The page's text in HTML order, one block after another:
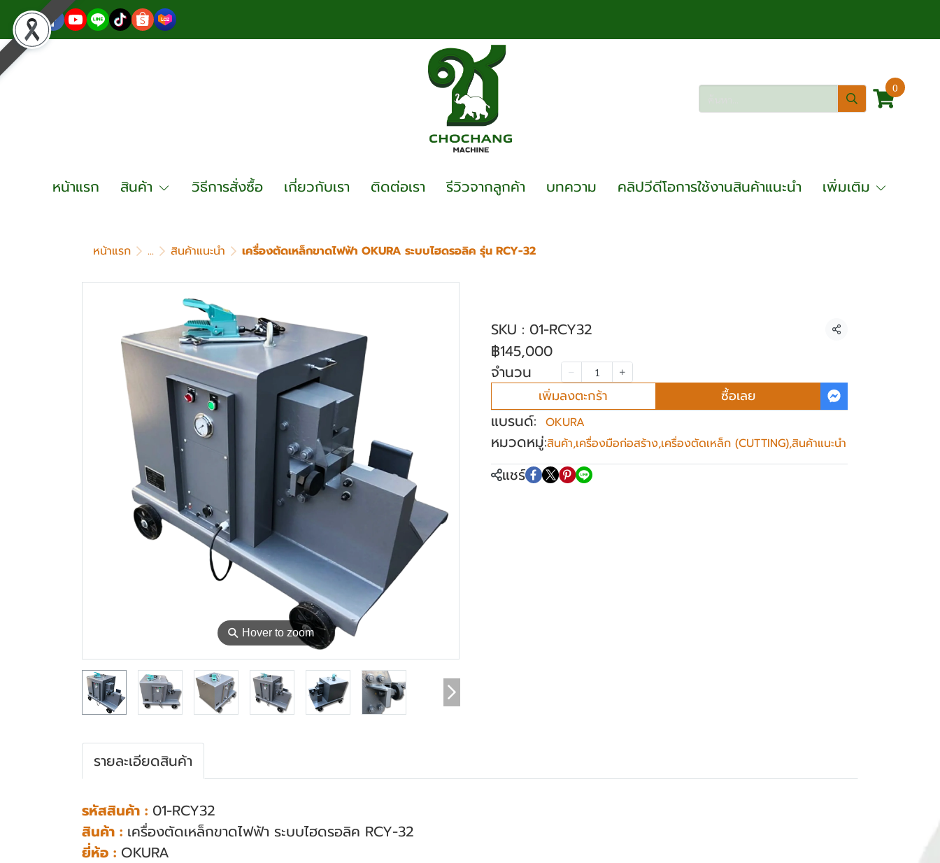
0
หน้าแรก สินค้า วิธีการสั่งซื้อ เกี่ยวกับเรา ติดต่อเรา รีวิวจากลูกค้า บทความ คลิปวีดีโอการใช้งานสินค้าแนะนำ เพิ่มเติม
หน้าแรก ... สินค้าแนะนำ เครื่องตัดเหล็กขาดไฟฟ้า OKURA ระบบไฮดรอลิค รุ่น RCY-32
⚲ Hover to zoom
SKU : 01-RCY32 แชร์
฿145,000
จำนวน
เพิ่มลงตะกร้า ซื้อเลย
แบรนด์: OKURA
หมวดหมู่:สินค้า,เครื่องมือก่อสร้าง,เครื่องตัดเหล็ก (CUTTING),สินค้าแนะนำ
แชร์
รายละเอียดสินค้า
รหัสสินค้า : 01-RCY32
สินค้า : เครื่องตัดเหล็กขาดไฟฟ้า ระบบไฮดรอลิค RCY-32
ยี่ห้อ : OKURA